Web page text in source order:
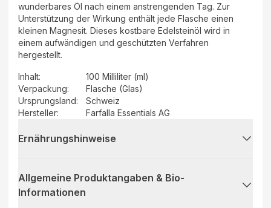
wunderbares Öl nach einem anstrengenden Tag. Zur
Unterstützung der Wirkung enthält jede Flasche einen
kleinen Magnesit. Dieses kostbare Edelsteinöl wird in
einem aufwändigen und geschützten Verfahren
hergestellt.
Inhalt:
100 Milliliter (ml)
Verpackung:
Flasche (Glas)
Ursprungsland:
Schweiz
Hersteller: Farfalla Essentials AG
Ernährungshinweise
Allgemeine Produktangaben & Bio-
Informationen